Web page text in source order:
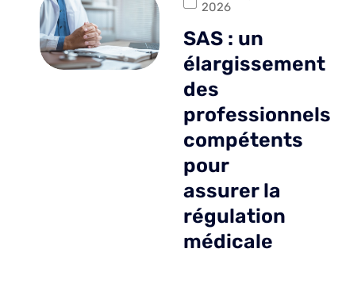
2026
SAS : un
élargissement
des
professionnels
compétents
pour
assurer la
régulation
médicale